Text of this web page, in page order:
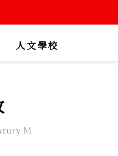
人文學校
M